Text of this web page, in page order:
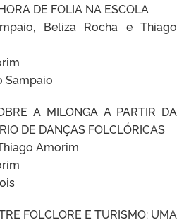
DE FOLIA NA ESCOLA
Beliza Rocha e Thiago
Sampaio
A MILONGA A PARTIR DA
DE DANÇAS FOLCLÓRICAS
Amorim
FOLCLORE E TURISMO: UMA